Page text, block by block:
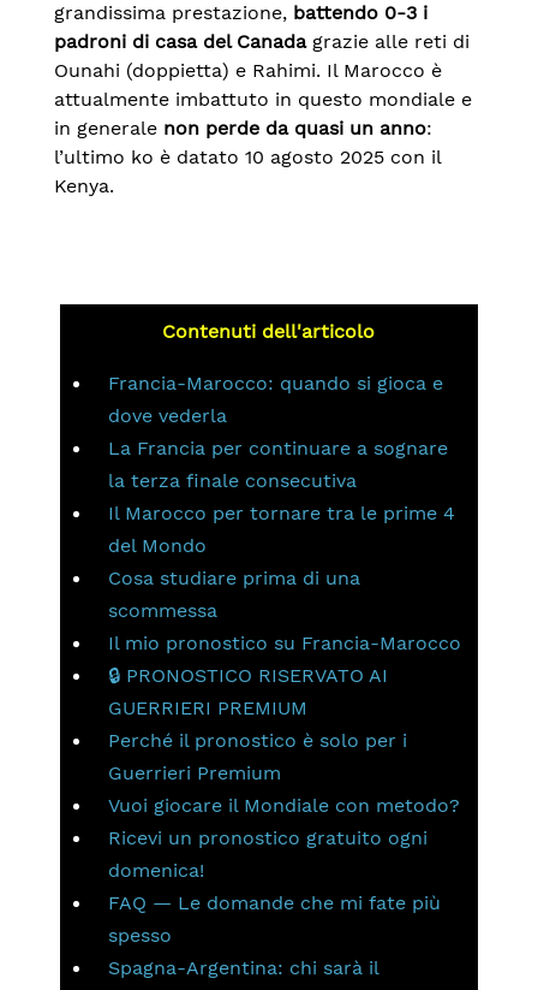
grandissima prestazione, battendo 0-3 i
padroni di casa del Canadagrazie alle reti di
Ounahi (doppietta) e Rahimi. Il Marocco è
attualmente imbattuto in questo mondiale e
in generale non perde da quasi un anno:
l’ultimo ko è datato 10 agosto 2025 con il
Kenya.
Contenuti dell'articolo
Francia-Marocco: quando si gioca e
dove vederla
La Francia per continuare a sognare
la terza finale consecutiva
Il Marocco per tornare tra le prime 4
del Mondo
Cosa studiare prima di una
scommessa
Il mio pronostico su Francia-Marocco
🔒 PRONOSTICO RISERVATO AI
GUERRIERI PREMIUM
Perché il pronostico è solo per i
Guerrieri Premium
Vuoi giocare il Mondiale con metodo?
Ricevi un pronostico gratuito ogni
domenica!
FAQ — Le domande che mi fate più
spesso
Spagna-Argentina: chi sarà il